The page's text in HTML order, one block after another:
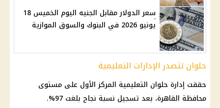
سعر الدولار مقابل الجنيه اليوم الخميس 18
يونيو 2026 في البنوك والسوق الموازية
حلوان تتصدر الإدارات التعليمية
حققت إدارة حلوان التعليمية المركز الأول على مستوى
محافظة القاهرة، بعد تسجيل نسبة نجاح بلغت 97%.